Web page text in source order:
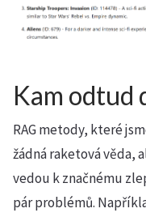
Kam odtud
RAG metody, které
žádná raketová věda,
vedou k značnému
pár problémů.